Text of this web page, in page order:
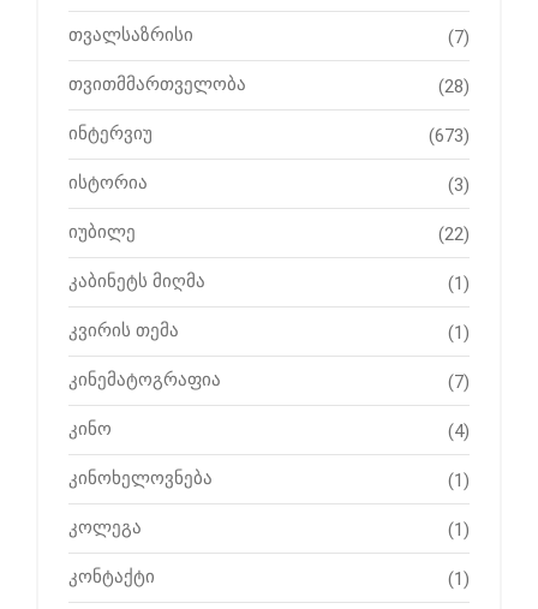
თვალსაზრისი (7)
თვითმმართველობა (28)
ინტერვიუ (673)
ისტორია (3)
იუბილე (22)
კაბინეტს მიღმა (1)
კვირის თემა (1)
კინემატოგრაფია (7)
კინო (4)
კინოხელოვნება (1)
კოლეგა (1)
კონტაქტი (1)